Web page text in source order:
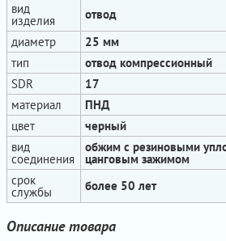
вид
изделия
отвод
диаметр
25 мм
тип
отвод компрессионный
SDR
17
материал
ПНД
цвет
черный
вид
соединения
обжим с резиновыми
цанговым зажимом
срок
службы более 50 лет
Описание товара